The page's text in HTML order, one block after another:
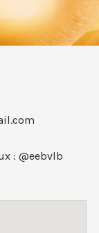
: @eebvlb